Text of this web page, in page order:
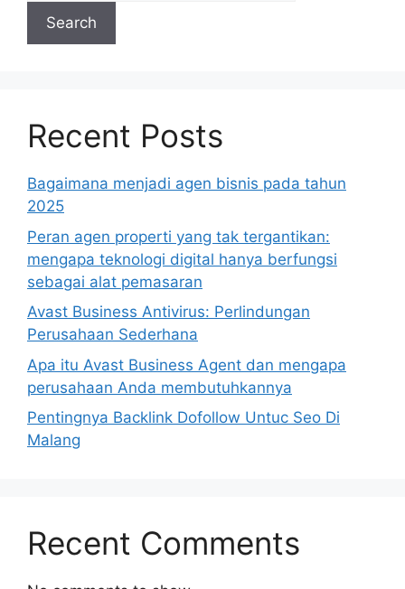
Search
Recent Posts
Bagaimana menjadi agen bisnis pada tahun
2025
Peran agen properti yang tak tergantikan:
mengapa teknologi digital hanya berfungsi
sebagai alat pemasaran
Avast Business Antivirus: Perlindungan
Perusahaan Sederhana
Apa itu Avast Business Agent dan mengapa
perusahaan Anda membutuhkannya
Pentingnya Backlink Dofollow Untuc Seo Di
Malang
Recent Comments